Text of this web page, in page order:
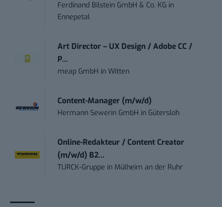
Ferdinand Bilstein GmbH & Co. KG in
Ennepetal
Art Director – UX Design / Adobe CC /
P...
meap GmbH inWitten
Content-Manager (m/w/d)
Hermann Sewerin GmbH in Gütersloh
Online-Redakteur / Content Creator
(m/w/d) B2...
TURCK-Gruppe in Mülheim an der Ruhr